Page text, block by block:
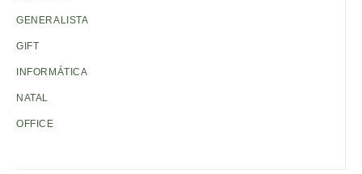
GENERALISTA
GIFT
INFORMÁTICA
NATAL
OFFICE